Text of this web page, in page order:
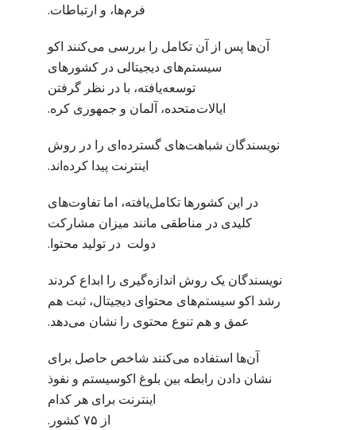
فرم‌ها، و ارتباطات.
آن‌ها پس از آن تکامل را بررسی می‌کنند اکو
سیستم‌های دیجیتالی در کشورهای
توسعه‌یافته، با در نظر گرفتن
ایالات‌متحده، آلمان و جمهوری کره.
نویسندگان شباهت‌های گسترده‌ای را در روش
اینترنت پیدا کرده‌اند.
در این کشورها تکامل‌یافته، اما تفاوت‌های
کلیدی در مناطقی مانند میزان مشارکت
دولت در تولید محتوا.
نویسندگان یک روش اندازه‌گیری را ابداع کردند
رشد اکو سیستم‌های محتوای دیجیتال، ثبت هم
عمق و هم تنوع محتوی را نشان می‌دهد.
آن‌ها استفاده می‌کنند شاخص حاصل برای
نشان دادن رابطه بین بلوغ اکوسیستم و نفوذ
اینترنت برای هر کدام
از ۷۵ کشور.